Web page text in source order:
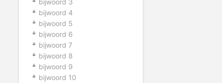
bijwoord 3
bijwoord 4
bijwoord 5
bijwoord 6
bijwoord 7
bijwoord 8
bijwoord 9
bijwoord 10